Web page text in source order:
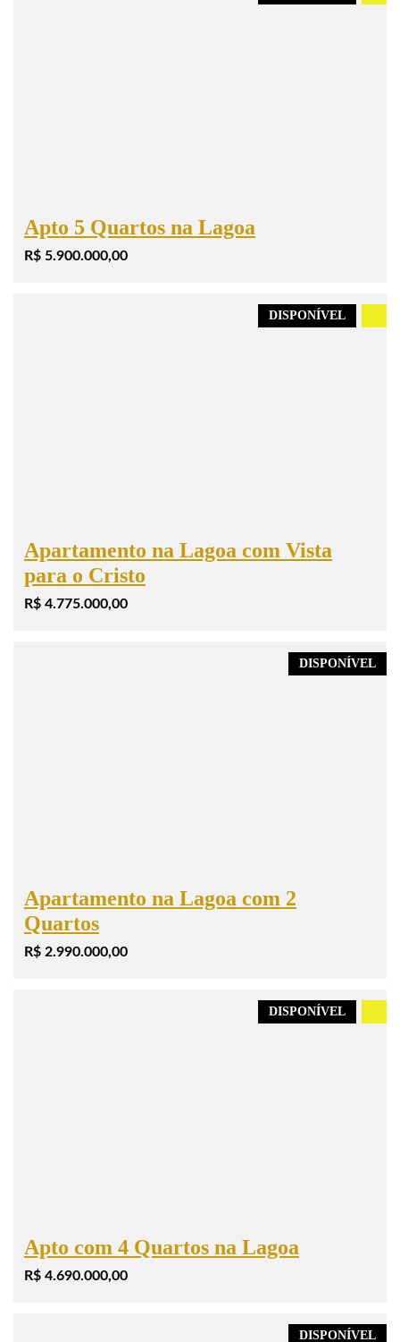
Apto 5 Quartos na Lagoa
R$ 5.900.000,00
DISPONÍVEL
Apartamento na Lagoa com Vista
para o Cristo
R$ 4.775.000,00
DISPONÍVEL
Apartamento na Lagoa com 2
Quartos
R$ 2.990.000,00
DISPONÍVEL
Apto com 4 Quartos na Lagoa
R$ 4.690.000,00
DISPONÍVEL